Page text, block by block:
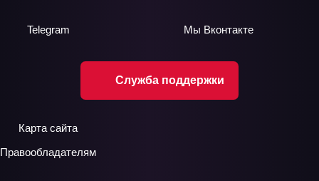
Служба поддержки
Telegram Мы Вконтакте
Карта сайта
Правообладателям